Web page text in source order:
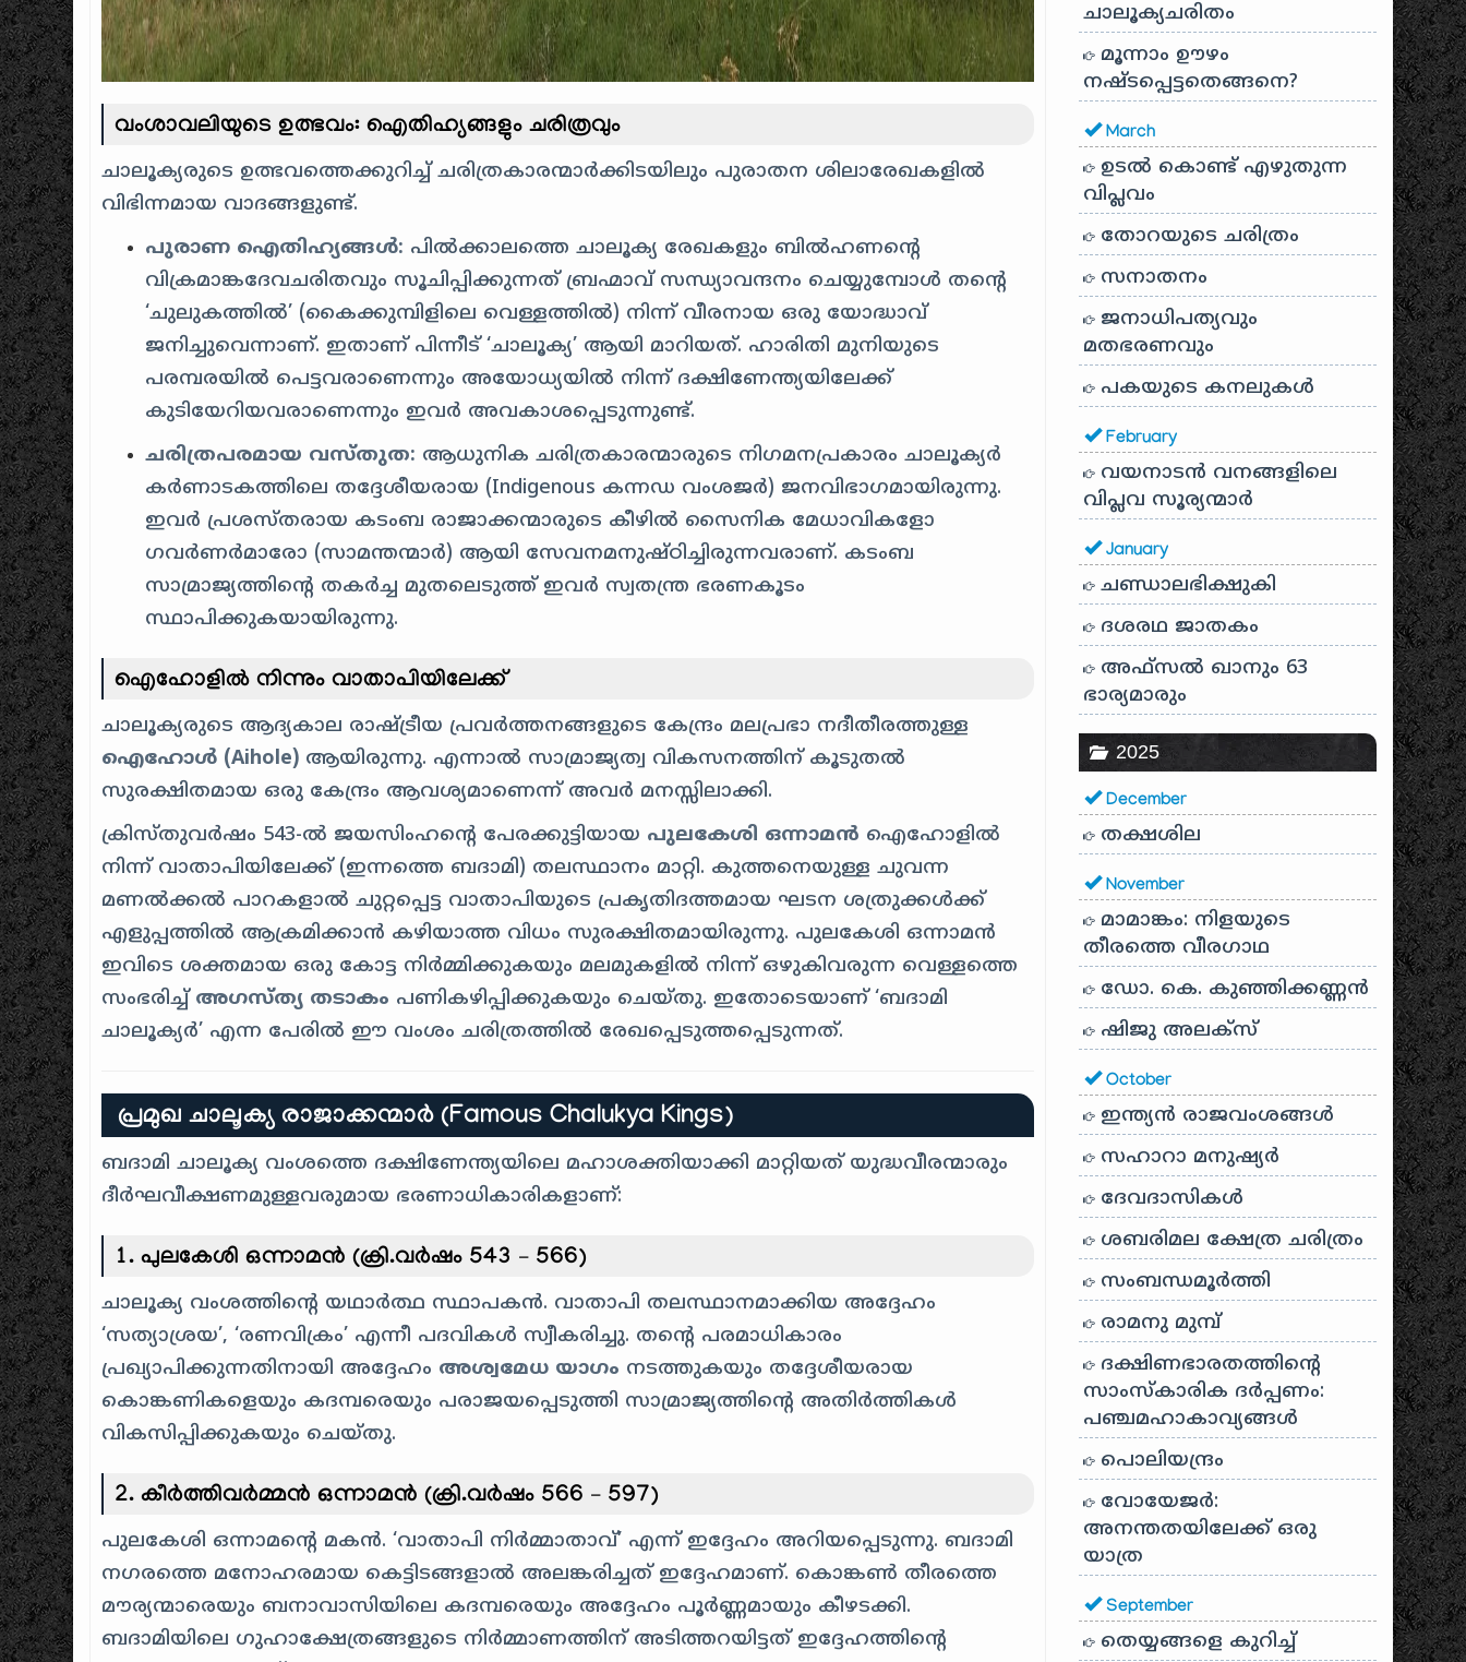
വംശാവലിയുടെ ഉത്ഭവം: ഐതിഹ്യങ്ങളും ചരിത്രവും
ചാലൂക്യരുടെ ഉത്ഭവത്തെക്കുറിച്ച് ചരിത്രകാരന്മാർക്കിടയിലും പുരാതന ശിലാരേഖകളിൽ
വിഭിന്നമായ വാദങ്ങളുണ്ട്.
പുരാണ ഐതിഹ്യങ്ങൾ: പിൽക്കാലത്തെ ചാലൂക്യ രേഖകളും ബിൽഹണന്റെ
വിക്രമാങ്കദേവചരിതവും സൂചിപ്പിക്കുന്നത് ബ്രഹ്മാവ് സന്ധ്യാവന്ദനം ചെയ്യുമ്പോൾ തന്റെ
‘ചുലുകത്തിൽ’ (കൈക്കുമ്പിളിലെ വെള്ളത്തിൽ) നിന്ന് വീരനായ ഒരു യോദ്ധാവ്
ജനിച്ചുവെന്നാണ്. ഇതാണ് പിന്നീട് ‘ചാലൂക്യ’ ആയി മാറിയത്. ഹാരിതി മുനിയുടെ
പരമ്പരയിൽ പെട്ടവരാണെന്നും അയോധ്യയിൽ നിന്ന് ദക്ഷിണേന്ത്യയിലേക്ക്
കുടിയേറിയവരാണെന്നും ഇവർ അവകാശപ്പെടുന്നുണ്ട്.
ചരിത്രപരമായ വസ്‌തുത: ആധുനിക ചരിത്രകാരന്മാരുടെ നിഗമനപ്രകാരം ചാലൂക്യർ
കർണാടകത്തിലെ തദ്ദേശീയരായ (Indigenous കന്നഡ വംശജർ) ജനവിഭാഗമായിരുന്നു.
ഇവർ പ്രശസ്തരായ കടംബ രാജാക്കന്മാരുടെ കീഴിൽ സൈനിക മേധാവികളോ
ഗവർണർമാരോ (സാമന്തന്മാർ) ആയി സേവനമനുഷ്ഠിച്ചിരുന്നവരാണ്. കടംബ
സാമ്രാജ്യത്തിന്റെ തകർച്ച മുതലെടുത്ത് ഇവർ സ്വതന്ത്ര ഭരണകൂടം
സ്ഥാപിക്കുകയായിരുന്നു.
ഐഹോളിൽ നിന്നും വാതാപിയിലേക്ക്
ചാലൂക്യരുടെ ആദ്യകാല രാഷ്ട്രീയ പ്രവർത്തനങ്ങളുടെ കേന്ദ്രം മലപ്രഭാ നദീതീരത്തുള്ള
ഐഹോൾ (Aihole) ആയിരുന്നു. എന്നാൽ സാമ്രാജ്യത്വ വികസനത്തിന് കൂടുതൽ
സുരക്ഷിതമായ ഒരു കേന്ദ്രം ആവശ്യമാണെന്ന് അവർ മനസ്സിലാക്കി.
ക്രിസ്തുവർഷം 543-ൽ ജയസിംഹന്റെ പേരക്കുട്ടിയായ പുലകേശി ഒന്നാമൻ ഐഹോളിൽ
നിന്ന് വാതാപിയിലേക്ക് (ഇന്നത്തെ ബദാമി) തലസ്ഥാനം മാറ്റി. കുത്തനെയുള്ള ചുവന്ന
മണൽക്കൽ പാറകളാൽ ചുറ്റപ്പെട്ട വാതാപിയുടെ പ്രകൃതിദത്തമായ ഘടന ശത്രുക്കൾക്ക്
എളുപ്പത്തിൽ ആക്രമിക്കാൻ കഴിയാത്ത വിധം സുരക്ഷിതമായിരുന്നു. പുലകേശി ഒന്നാമൻ
ഇവിടെ ശക്തമായ ഒരു കോട്ട നിർമ്മിക്കുകയും മലമുകളിൽ നിന്ന് ഒഴുകിവരുന്ന വെള്ളത്തെ
സംഭരിച്ച് അഗസ്ത്യ തടാകം പണികഴിപ്പിക്കുകയും ചെയ്തു. ഇതോടെയാണ് ‘ബദാമി
ചാലൂക്യർ’ എന്ന പേരിൽ ഈ വംശം ചരിത്രത്തിൽ രേഖപ്പെടുത്തപ്പെടുന്നത്.
പ്രമുഖ ചാലൂക്യ രാജാക്കന്മാർ (Famous Chalukya Kings)
ബദാമി ചാലൂക്യ വംശത്തെ ദക്ഷിണേന്ത്യയിലെ മഹാശക്തിയാക്കി മാറ്റിയത് യുദ്ധവീരന്മാരും
ദീർഘവീക്ഷണമുള്ളവരുമായ ഭരണാധികാരികളാണ്:
1. പുലകേശി ഒന്നാമൻ (ക്രി.വർഷം 543 – 566)
ചാലൂക്യ വംശത്തിന്റെ യഥാർത്ഥ സ്ഥാപകൻ. വാതാപി തലസ്ഥാനമാക്കിയ അദ്ദേഹം
‘സത്യാശ്രയ’, ‘രണവിക്രം’ എന്നീ പദവികൾ സ്വീകരിച്ചു. തന്റെ പരമാധികാരം
പ്രഖ്യാപിക്കുന്നതിനായി അദ്ദേഹം അശ്വമേധ യാഗം നടത്തുകയും തദ്ദേശീയരായ
കൊങ്കണികളെയും കദമ്പരെയും പരാജയപ്പെടുത്തി സാമ്രാജ്യത്തിന്റെ അതിർത്തികൾ
വികസിപ്പിക്കുകയും ചെയ്തു.
2. കീർത്തിവർമ്മൻ ഒന്നാമൻ (ക്രി.വർഷം 566 – 597)
പുലകേശി ഒന്നാമന്റെ മകൻ. ‘വാതാപി നിർമ്മാതാവ്’ എന്ന് ഇദ്ദേഹം അറിയപ്പെടുന്നു. ബദാമി
നഗരത്തെ മനോഹരമായ കെട്ടിടങ്ങളാൽ അലങ്കരിച്ചത് ഇദ്ദേഹമാണ്. കൊങ്കൺ തീരത്തെ
മൗര്യന്മാരെയും ബനാവാസിയിലെ കദമ്പരെയും അദ്ദേഹം പൂർണ്ണമായും കീഴടക്കി.
ബദാമിയിലെ ഗുഹാക്ഷേത്രങ്ങളുടെ നിർമ്മാണത്തിന് അടിത്തറയിട്ടത് ഇദ്ദേഹത്തിന്റെ
ചാലൂക്യചരിതം
മൂന്നാം ഊഴം
നഷ്ടപ്പെട്ടതെങ്ങനെ?
March
ഉടൽ കൊണ്ട് എഴുതുന്ന
വിപ്ലവം
തോറയുടെ ചരിത്രം
സനാതനം
ജനാധിപത്യവും
മതഭരണവും
പകയുടെ കനലുകൾ
February
വയനാടൻ വനങ്ങളിലെ
വിപ്ലവ സൂര്യന്മാർ
January
ചണ്ഡാലഭിക്ഷുകി
ദശരഥ ജാതകം
അഫ്സൽ ഖാനും 63
ഭാര്യമാരും
2025
December
തക്ഷശില
November
മാമാങ്കം: നിളയുടെ
തീരത്തെ വീരഗാഥ
ഡോ. കെ. കുഞ്ഞിക്കണ്ണൻ
ഷിജു അലക്സ്
October
ഇന്ത്യൻ രാജവംശങ്ങൾ
സഹാറാ മനുഷ്യർ
ദേവദാസികൾ
ശബരിമല ക്ഷേത്ര ചരിത്രം
സംബന്ധമൂർത്തി
രാമനു മുമ്പ്
ദക്ഷിണഭാരതത്തിൻ്റെ
സാംസ്കാരിക ദർപ്പണം:
പഞ്ചമഹാകാവ്യങ്ങൾ
പൊലിയന്ദ്രം
വോയേജർ:
അനന്തതയിലേക്ക് ഒരു
യാത്ര
September
തെയ്യങ്ങളെ കുറിച്ച്